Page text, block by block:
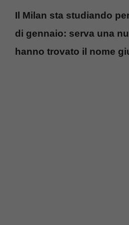
Il Milan sta studiando
di gennaio: serva una
hanno trovato il nome